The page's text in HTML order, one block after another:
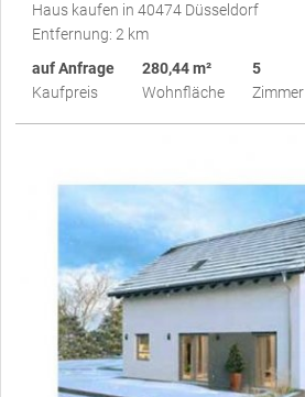
Haus kaufen in 40474 Düsseldorf
Entfernung: 2 km
auf Anfrage
Kaufpreis
280,44 m²
Wohnfläche
5
Zimmer